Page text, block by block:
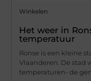
Winkelen
Het weer in
temperatuur
Ronse is een kleine
Vlaanderen. De stad
temperaturen- de